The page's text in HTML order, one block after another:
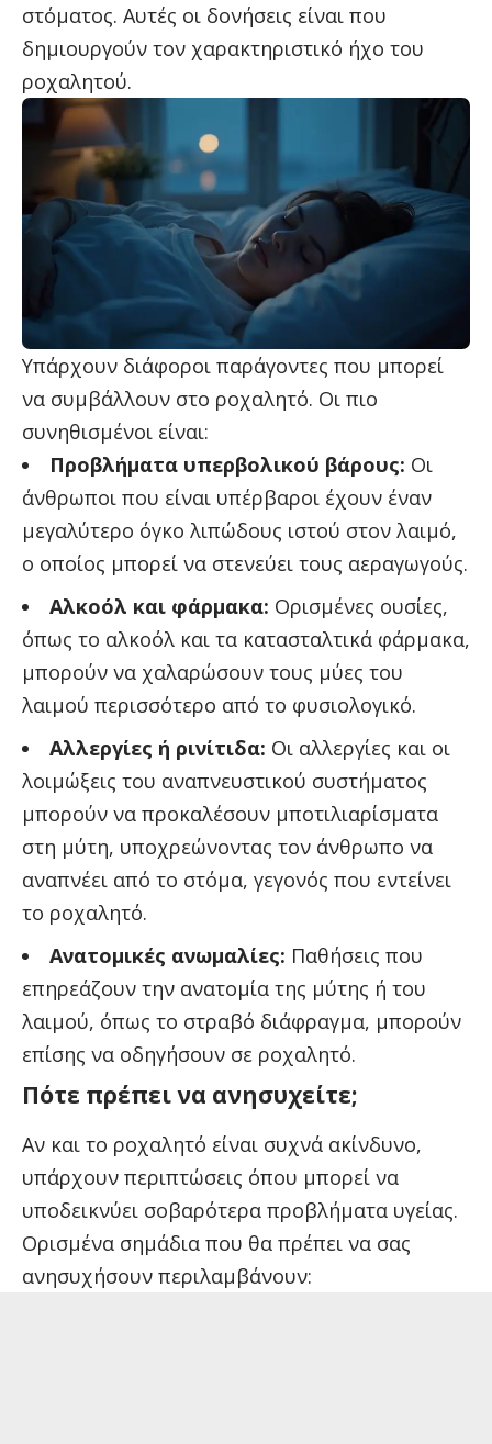
στόματος. Αυτές οι δονήσεις είναι που
δημιουργούν τον χαρακτηριστικό ήχο του
ροχαλητού.
Υπάρχουν διάφοροι παράγοντες που μπορεί
να συμβάλλουν στο ροχαλητό. Οι πιο
συνηθισμένοι είναι:
Προβλήματα υπερβολικού βάρους: Οι
άνθρωποι που είναι υπέρβαροι έχουν έναν
μεγαλύτερο όγκο λιπώδους ιστού στον λαιμό,
ο οποίος μπορεί να στενεύει τους αεραγωγούς.
Αλκοόλ και φάρμακα: Ορισμένες ουσίες,
όπως το αλκοόλ και τα κατασταλτικά φάρμακα,
μπορούν να χαλαρώσουν τους μύες του
λαιμού περισσότερο από το φυσιολογικό.
Αλλεργίες ή ρινίτιδα: Οι αλλεργίες και οι
λοιμώξεις του αναπνευστικού συστήματος
μπορούν να προκαλέσουν μποτιλιαρίσματα
στη μύτη, υποχρεώνοντας τον άνθρωπο να
αναπνέει από το στόμα, γεγονός που εντείνει
το ροχαλητό.
Ανατομικές ανωμαλίες: Παθήσεις που
επηρεάζουν την ανατομία της μύτης ή του
λαιμού, όπως το στραβό διάφραγμα, μπορούν
επίσης να οδηγήσουν σε ροχαλητό.
Πότε πρέπει να ανησυχείτε;
Αν και το ροχαλητό είναι συχνά ακίνδυνο,
υπάρχουν περιπτώσεις όπου μπορεί να
υποδεικνύει σοβαρότερα προβλήματα υγείας.
Ορισμένα σημάδια που θα πρέπει να σας
ανησυχήσουν περιλαμβάνουν: